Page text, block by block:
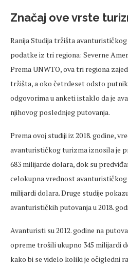
Značaj ove vrste
Ranija Studija tržišta
podatke iz tri regiona: Severne
Prema UNWTO, ova tri regiona
tržišta, a oko četrdeset odsto
odgovorima u anketi istaklo da je
njihovog poslednjeg putovanja.
Prema ovoj studiji iz 2018. godine,
avanturističkog turizma iznosila je
683 milijarde dolara, dok su
celokupna vrednost
milijardi dolara. Druge studije
avanturističkih putovanja u 2018.
Avanturisti su 2012. godine na
opreme trošili ukupno 345 milijardi
kako bi se videlo koliki je očigledni